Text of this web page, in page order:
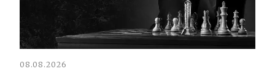
08.08.2026